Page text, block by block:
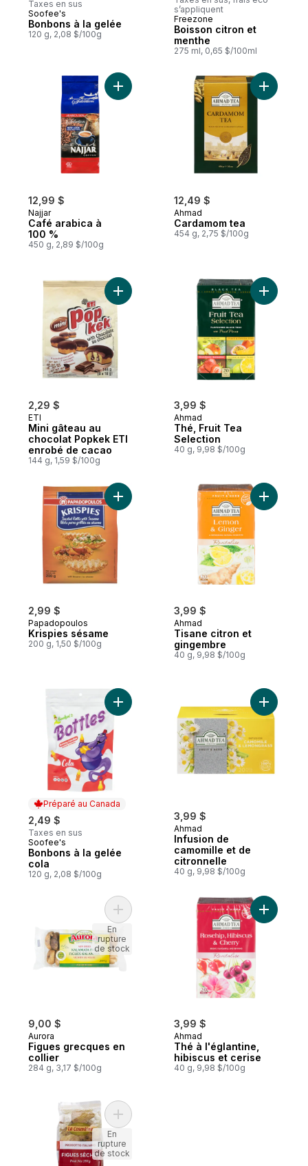
Taxes en sus
Préparé au Canada
Soofee's
Bonbons à la gelée
120 g, 2,08 $/100g
s’appliquent
Freezone
Boisson citron et
menthe
275 ml, 0,65 $/100ml
12,99 $
Najjar
Café arabica à
100 %
450 g, 2,89 $/100g
Ajouter Café arabica à 100 % au panier
12,49 $
Ahmad
Cardamom tea
454 g, 2,75 $/100g
Ajouter
2,29 $
ETI
Mini gâteau au
chocolat Popkek ETI
enrobé de cacao
144 g, 1,59 $/100g
Ajouter Mini gâteau au chocolat Popkek
3,99 $
Ahmad
Thé, Fruit Tea
Selection
40 g, 9,98 $/100g
Ajouter
2,99 $
Papadopoulos
Krispies sésame
200 g, 1,50 $/100g
Ajouter Krispies sésame au panier
3,99 $
Ahmad
Tisane citron et
gingembre
40 g, 9,98 $/100g
Ajouter
Préparé au Canada
2,49 $
Taxes en sus
Préparé au Canada
Soofee's
Bonbons à la gelée
cola
120 g, 2,08 $/100g
Ajouter Bonbons à la gelée cola au panier
3,99 $
Ahmad
Infusion de
camomille et de
citronnelle
40 g, 9,98 $/100g
Ajouter
9,00 $
Aurora
Figues grecques en
collier
284 g, 3,17 $/100g
Ajouter Figues grecques en collier au
En
rupture
de stock
3,99 $
Ahmad
Thé à l'églantine,
hibiscus et cerise
40 g, 9,98 $/100g
Ajouter
Ajouter Figues calabrese au panier
En
rupture
de stock